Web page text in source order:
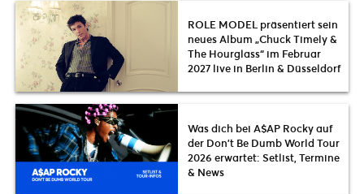
ROLE MODEL präsentiert sein
neues Album „Chuck Timely &
The Hourglass“ im Februar
2027 live in Berlin & Düsseldorf
Was dich bei A$AP Rocky auf
der Don’t Be Dumb World Tour
2026 erwartet: Setlist, Termine
& News